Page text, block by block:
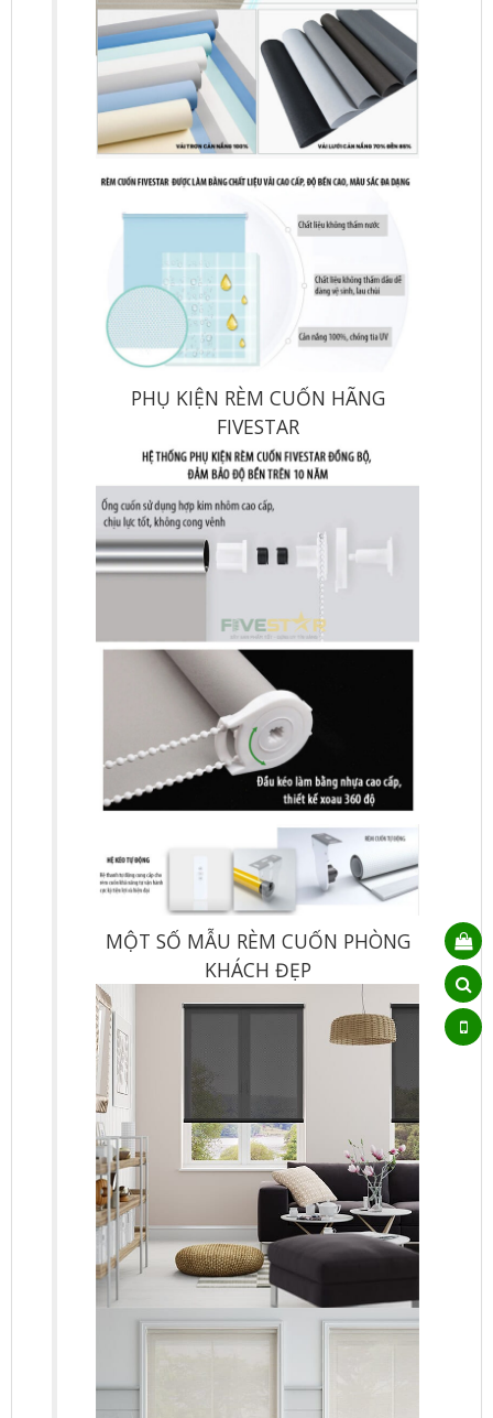
PHỤ KIỆN RÈM CUỐN HÃNG
FIVESTAR
MỘT SỐ MẪU RÈM CUỐN PHÒNG
KHÁCH ĐẸP